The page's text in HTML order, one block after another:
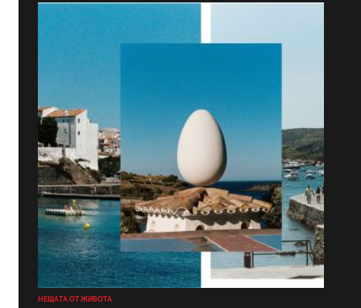
НЕЩАТА ОТ ЖИВОТА